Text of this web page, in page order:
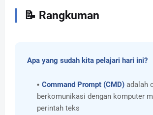
📝 Rangkuman
Apa yang sudah kita pelajari hari ini?
Command Prompt (CMD) adalah
berkomunikasi dengan komputer
perintah teks